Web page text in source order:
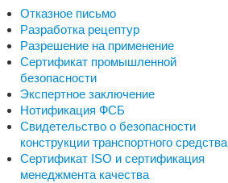
Отказное письмо
Разработка рецептур
Разрешение на применение
Сертификат промышленной
безопасности
Экспертное заключение
Нотификация ФСБ
Свидетельство о безопасности
конструкции транспортного средства
Сертификат ISO и сертификация
менеджмента качества